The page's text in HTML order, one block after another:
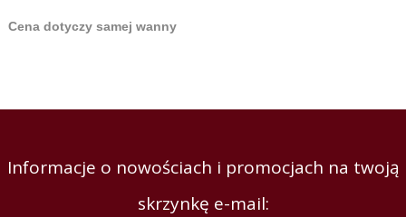
Cena dotyczy samej wanny
Informacje o nowościach i promocjach na twoją
skrzynkę e-mail: